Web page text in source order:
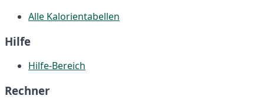
Alle Kalorientabellen
Hilfe
Hilfe-Bereich
Rechner